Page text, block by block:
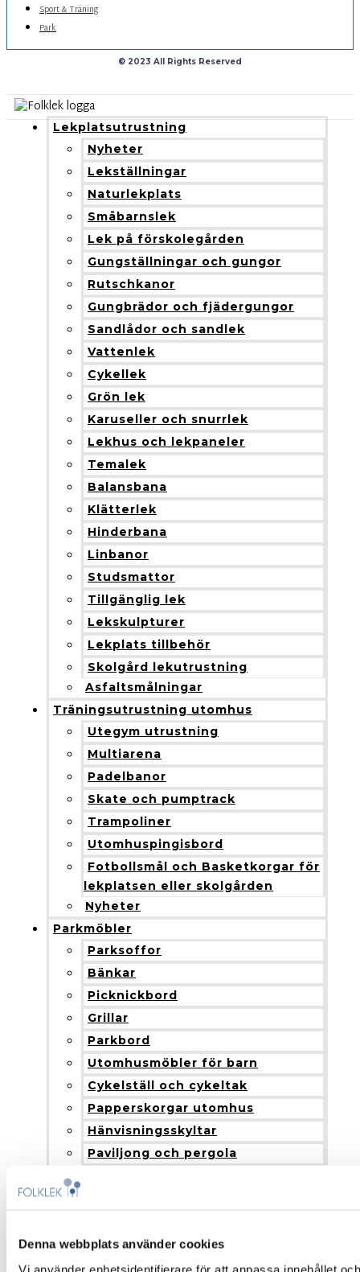
Denna webbplats använder cookies
Vi använder enhetsidentifierare för att anpassa innehållet
Sport & Träning
Park
© 2023 All Rights Reserved
Lekplatsutrustning
Nyheter
Lekställningar
Naturlekplats
Småbarnslek
Lek på förskolegården
Gungställningar och gungor
Rutschkanor
Gungbrädor och fjädergungor
Sandlådor och sandlek
Vattenlek
Cykellek
Grön lek
Karuseller och snurrlek
Lekhus och lekpaneler
Temalek
Balansbana
Klätterlek
Hinderbana
Linbanor
Studsmattor
Tillgänglig lek
Lekskulpturer
Lekplats tillbehör
Skolgård lekutrustning
Asfaltsmålningar
Träningsutrustning utomhus
Utegym utrustning
Multiarena
Padelbanor
Skate och pumptrack
Trampoliner
Utomhuspingisbord
Fotbollsmål och Basketkorgar för
lekplatsen eller skolgården
Nyheter
Parkmöbler
Parksoffor
Bänkar
Picknickbord
Grillar
Parkbord
Utomhusmöbler för barn
Cykelställ och cykeltak
Papperskorgar utomhus
Hänvisningsskyltar
Paviljong och pergola
Fallskydd
Montering och installation